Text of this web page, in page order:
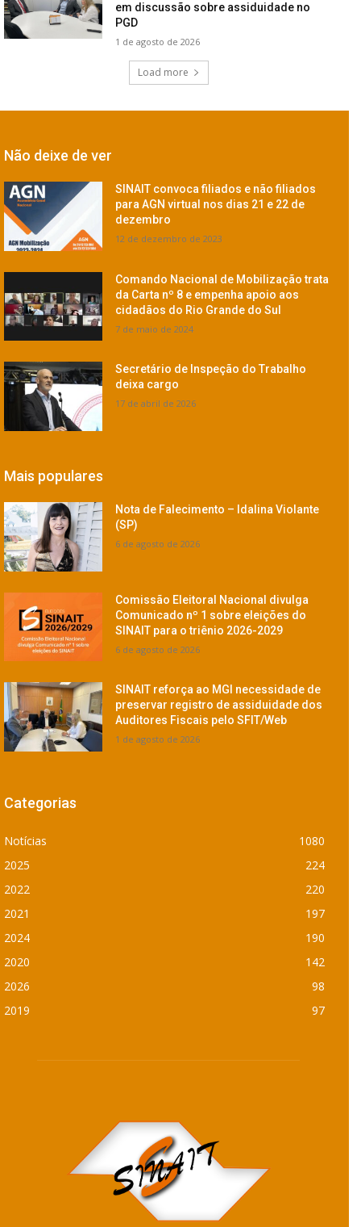
em discussão sobre assiduidade no
PGD
1 de agosto de 2026
Load more
Não deixe de ver
SINAIT convoca filiados e não filiados
para AGN virtual nos dias 21 e 22 de
dezembro
12 de dezembro de 2023
Comando Nacional de Mobilização trata
da Carta nº 8 e empenha apoio aos
cidadãos do Rio Grande do Sul
7 de maio de 2024
Secretário de Inspeção do Trabalho
deixa cargo
17 de abril de 2026
Mais populares
Nota de Falecimento – Idalina Violante
(SP)
6 de agosto de 2026
Comissão Eleitoral Nacional divulga
Comunicado nº 1 sobre eleições do
SINAIT para o triênio 2026-2029
6 de agosto de 2026
SINAIT reforça ao MGI necessidade de
preservar registro de assiduidade dos
Auditores Fiscais pelo SFIT/Web
1 de agosto de 2026
Categorias
Notícias
1080
2025
224
2022
220
2021
197
2024
190
2020
142
2026
98
2019
97